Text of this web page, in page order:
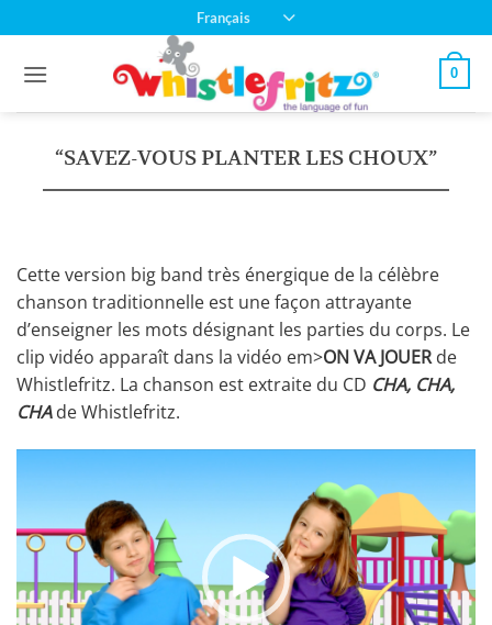
au
contenu
Français
0
“SAVEZ-VOUS PLANTER LES CHOUX”
Cette version big band très énergique de la célèbre
chanson traditionnelle est une façon attrayante
d’enseigner les mots désignant les parties du corps. Le
clip vidéo apparaît dans la vidéo em>ON VA JOUERde
Whistlefritz. La chanson est extraite du CD CHA, CHA,
CHAde Whistlefritz.